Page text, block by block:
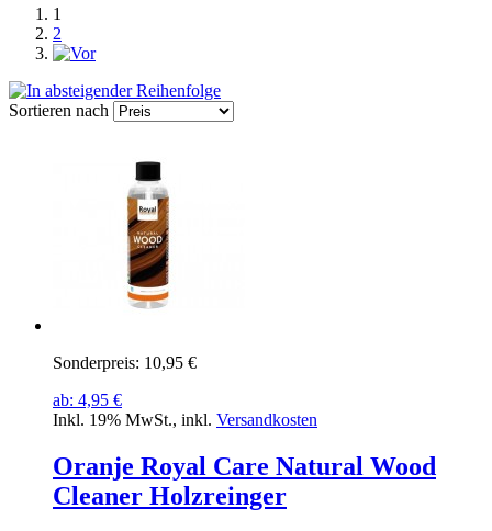
1
2
Sortieren nach
Sonderpreis: 10,95 €
ab: 4,95 €
Inkl. 19% MwSt., inkl. Versandkosten
Oranje Royal Care Natural Wood
Cleaner Holzreinger